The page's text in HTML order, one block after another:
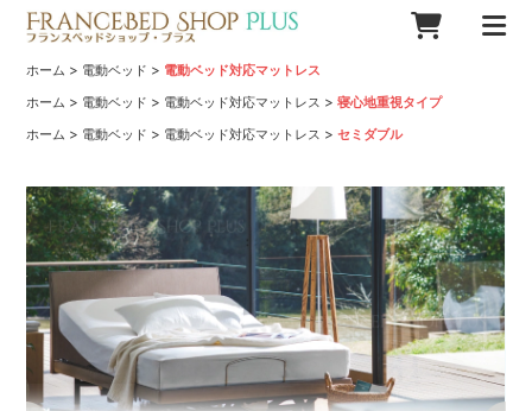
ホーム > 電動ベッド > 電動ベッド対応マットレス
ホーム > 電動ベッド > 電動ベッド対応マットレス >寝心地重視タイプ
ホーム > 電動ベッド > 電動ベッド対応マットレス >セミダブル